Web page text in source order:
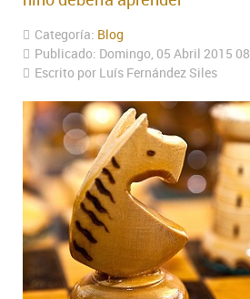
Categoría: Blog
Publicado: Domingo, 05 Abril 2015
Escrito por Luís Fernández Siles